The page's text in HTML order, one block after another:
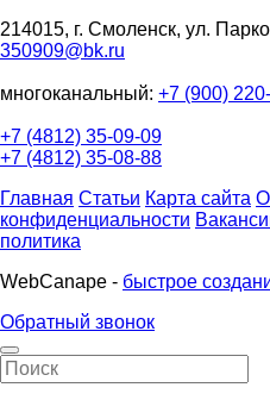
214015, г. Смоленск, ул.
350909@bk.ru
многоканальный: +7 (900)
+7 (4812) 35-09-09
+7 (4812) 35-08-88
Главная Статьи Карта сайта
конфиденциальности
политика
WebCanape - быстрое
Обратный звонок